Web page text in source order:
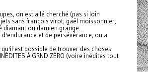
on est allé cherché (pas si loin
sans françois virot, gaël moissonnier,
diamant ou damien grange…
et de persévérance, on a
est possible de trouver des choses
À GRND ZÉRO (voire inédites tout